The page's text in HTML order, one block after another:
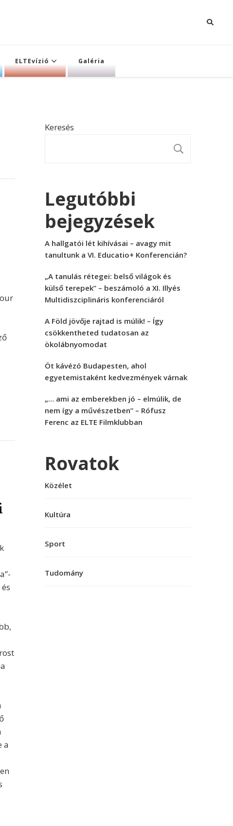
ELTEvízió Galéria
a
Keresés
Legutóbbi
bejegyzések
A hallgatói lét kihívásai – avagy mit
tanultunk a VI. Educatio+ Konferencián?
„A tanulás rétegei: belső világok és
külső terepek” – beszámoló a XI. Illyés
Multidiszciplináris konferenciáról
A Föld jövője rajtad is múlik! – Így
csökkentheted tudatosan az
ökolábnyomodat
Öt kávézó Budapesten, ahol
egyetemistaként kedvezmények várnak
„… ami az emberekben jó – elmúlik, de
nem így a művészetben” – Rófusz
Ferenc az ELTE Filmklubban
Rovatok
Közélet
Kultúra
Sport
Tudomány